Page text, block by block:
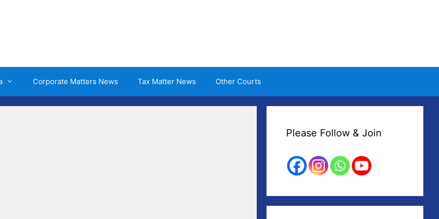
Corporate Matters News Tax Matter News Other Courts
Please Follow & Join